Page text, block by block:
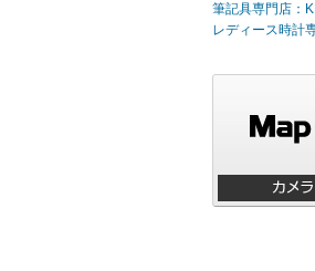
筆記具専門店：
レディース時計